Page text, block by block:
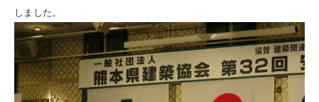
しました。